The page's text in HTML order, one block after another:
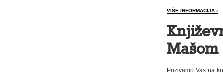
VIŠE INFORMACIJA ›
Mašom
Pozivamo Vas na